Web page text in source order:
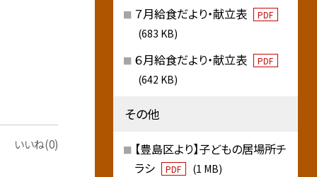
いいね(0)
７月給食だより・献立表 PDF
(683 KB)
６月給食だより・献立表 PDF
(642 KB)
その他
【豊島区より】子どもの居場所チ
ラシ
PDF (1 MB)